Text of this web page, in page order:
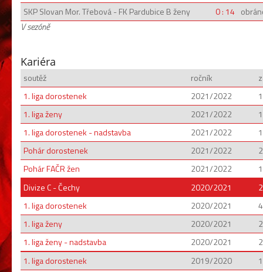
SKP Slovan Mor. Třebová - FK Pardubice B ženy
0 : 14
V sezóně
Kariéra
soutěž ročník
1. liga dorostenek
2021/2022
1. liga ženy
2021/2022
1
1. liga dorostenek - nadstavba
2021/2022
1
Pohár dorostenek
2021/2022
2
Pohár FAČR žen
2021/2022
1
Divize C - Čechy
2020/2021
2
1. liga dorostenek
2020/2021
4
1. liga ženy
2020/2021
2
1. liga ženy - nadstavba
2020/2021
2
1. liga dorostenek
2019/2020